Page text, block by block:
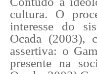
cultura. O
interesse do
Ocada (2003),
assertiva: o
presente na